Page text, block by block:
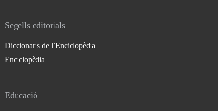
Segells editorials
Diccionaris de l`Enciclopèdia
Enciclopèdia
Educació